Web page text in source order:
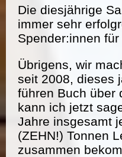
Die diesjährige
immer sehr
Spender:innen
Übrigens, wir
seit 2008, dieses
führen Buch über
kann ich jetzt
Jahre insgesamt
(ZEHN!) Tonnen
zusammen